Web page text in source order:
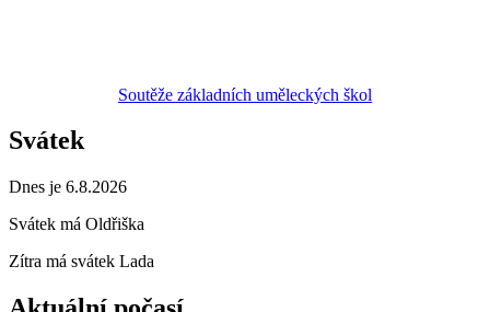
Soutěže základních uměleckých škol
Svátek
Dnes je 6.8.2026
Svátek má Oldřiška
Zítra má svátek Lada